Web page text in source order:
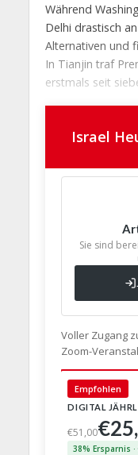
Während
Delhi drastisch
Alternativen und
In Tianjin traf
erstmals seit
Israel
Sie sind
Voller Zugang
Zoom-
Empfohlen
DIGITAL
€51,00
38% Ersparnis